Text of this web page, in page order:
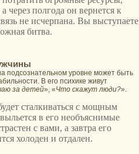
через полгода он вернется к
не исчерпана. Вы выступаете
битва.
подсознательном уровне может быть
В его психике живут
за детей», «Что скажут люди?».
сталкиваться с мощным
в его необъяснимые
с вами, а завтра его
холоден и отдален.